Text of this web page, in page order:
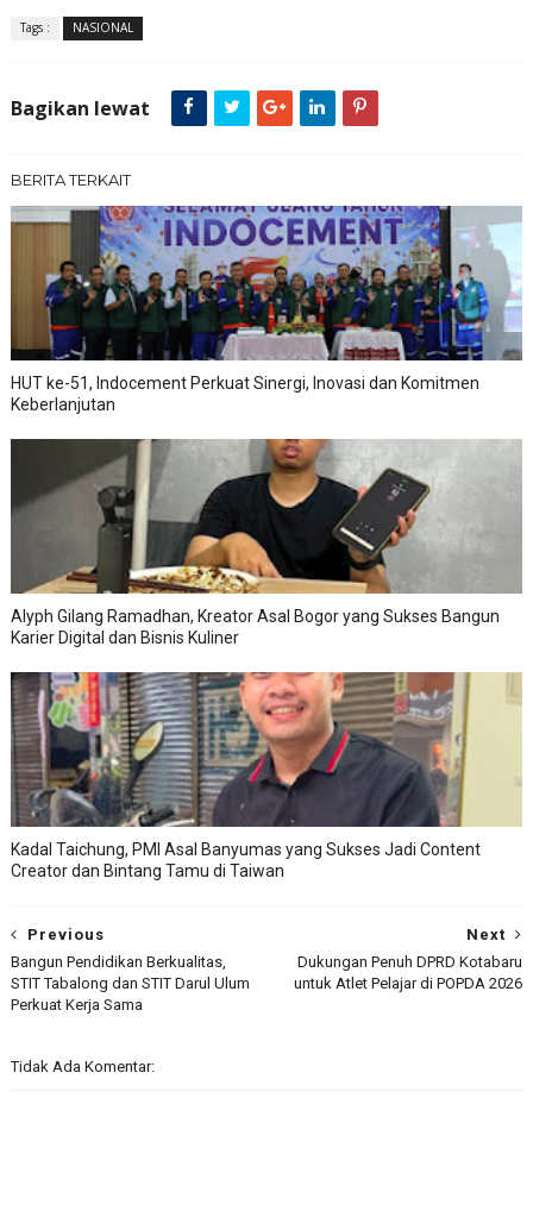
Tags : NASIONAL
Bagikan lewat
BERITA TERKAIT
HUT ke-51, Indocement Perkuat Sinergi, Inovasi dan Komitmen
Keberlanjutan
Alyph Gilang Ramadhan, Kreator Asal Bogor yang Sukses Bangun
Karier Digital dan Bisnis Kuliner
Kadal Taichung, PMI Asal Banyumas yang Sukses Jadi Content
Creator dan Bintang Tamu di Taiwan
Next
Dukungan Penuh DPRD Kotabaru
untuk Atlet Pelajar di POPDA 2026
Previous
Bangun Pendidikan Berkualitas,
STIT Tabalong dan STIT Darul Ulum
Perkuat Kerja Sama
Tidak Ada Komentar: